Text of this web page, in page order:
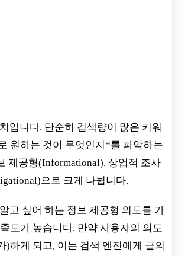
입니다. 단순히 검색량이 많은 키워
원하는 것이 무엇인지*를 파악하는
제공형(Informational), 상업적 조사
으로 크게 나뉩니다.
고 싶어 하는 정보 제공형 의도를 가
도가 높습니다. 만약 사용자의 의도
)하게 되고, 이는 검색 엔진에게 글의